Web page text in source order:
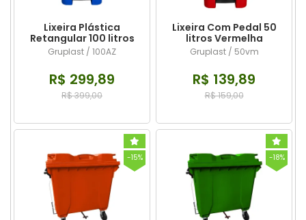
Lixeira Plástica
Retangular 100 litros
Azul Com Pedal
Gruplast / 100AZ
R$ 299,89
R$ 399,00
Lixeira Com Pedal 50
litros Vermelha
Gruplast / 50vm
R$ 139,89
R$ 159,00
-15% -18%